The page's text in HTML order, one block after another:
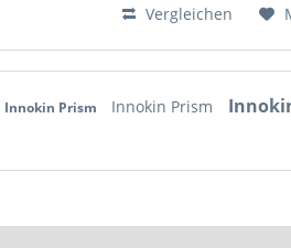
Vergleichen
Innokin Prism Innokin Prism